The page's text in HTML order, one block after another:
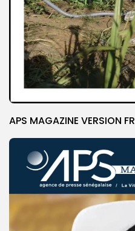
APS MAGAZINE VERSION FR